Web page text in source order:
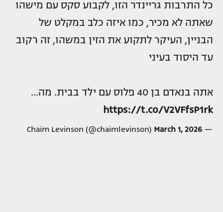
כל התרבות גריינדר הזו, לקבוע סקס עם מישהו
שאתה לא מכיר, כמו איזה כלב במקלט של
הבניין, העיקר לתקוע את הזין במשהו, זה רקוב
עד היסוד בעיני
אתה בנאדם בן 40 פלוס עם ילד בבית. מה…
https://t.co/V2VFfsP1rk
— Chaim Levinson (@chaimlevinson)
March 1, 2026